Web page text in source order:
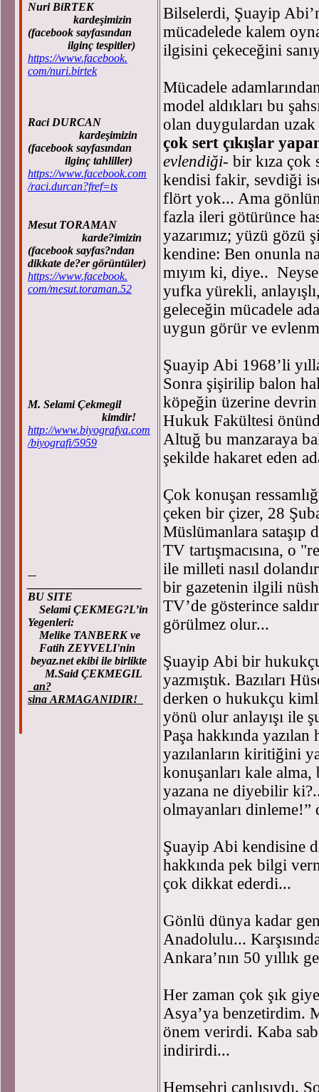
Nuri BiRTEK
kardeşimizin
(facebook sayfasından
ilginç tespitler)
https://www.facebook.
com/nuri.birtek
Raci DURCAN
kardeşimizin
(facebook sayfasından
ilginç tahliller)
https://www.facebook.com
/raci.durcan?fref=ts
Mesut TORAMAN
karde?imizin
(facebook sayfas?ndan
dikkate de?er görüntüler)
https://www.facebook.
com/mesut.toraman.52
M. Selami Çekmegil
kimdir!
http://www.biyografya.com
/biyografi/5959
BU SITE
Selami ÇEKMEG?L’in
Yegenleri:
Melike TANBERK ve
Fatih ZEYVELI'nin
beyaz.net ekibi ile birlikte
M.Said ÇEKMEGIL
an?
sina ARMAGANIDIR!
Bilselerdi, Şuayip
mücadelede kalem
ilgisini çekeceğini
Mücadele
model aldıkları bu
olan duygulardan
çok sert çıkışlar
evlendiği- bir kıza çok
kendisi fakir, sevdiği
flört yok... Ama
fazla ileri götürünce
yazarımız; yüzü gözü
kendine: Ben onunla
mıyım ki, diye..
yufka yürekli,
geleceğin mücadele
uygun görür ve
Şuayip Abi 1968’li
Sonra şişirilip balon
köpeğin üzerine devrin
Hukuk Fakültesi
Altuğ bu manzaraya
şekilde hakaret eden
Çok konuşan
çeken bir çizer, 28
Müslümanlara
TV tartışmacısına, o
ile milleti nasıl
bir gazetenin ilgili
TV’de gösterince
görülmez olur...
Şuayip Abi bir
yazmıştık. Bazıları
derken o hukukçu
yönü olur anlayışı ile
Paşa hakkında
yazılanların kiritiğini
konuşanları kale
yazana ne diyebilir
olmayanları
Şuayip Abi kendisine
hakkında pek bilgi
çok dikkat ederdi...
Gönlü dünya kadar
Anadolulu...
Ankara’nın 50 yıllık
Her zaman çok şık
Asya’ya benzetirdim.
önem verirdi. Kaba
indirirdi...
Hemşehri canlısıydı.